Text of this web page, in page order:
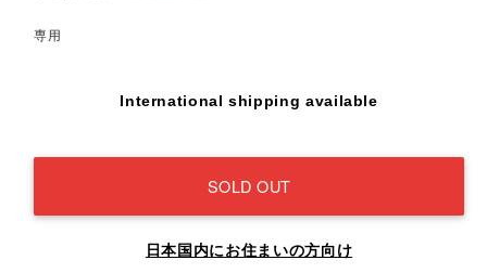
専用
International shipping available
SOLD OUT
日本国内にお住まいの方向け